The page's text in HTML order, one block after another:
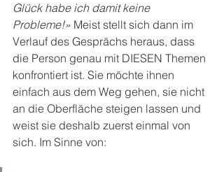
Glück habe ich damit keine
Probleme!» Meist stellt sich dann im
Verlauf des Gesprächs heraus, dass
die Person genau mit DIESEN Themen
konfrontiert ist. Sie möchte ihnen
einfach aus dem Weg gehen, sie nicht
an die Oberfläche steigen lassen und
weist sie deshalb zuerst einmal von
sich. Im Sinne von: